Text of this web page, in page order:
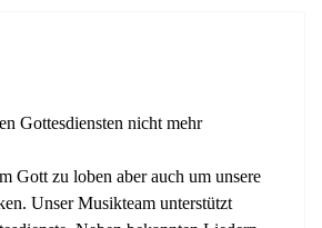
Gottesdiensten nicht mehr
Gott zu loben aber auch um unsere
Unser Musikteam unterstützt